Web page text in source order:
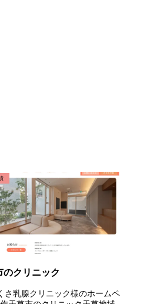
のクリニック
さ乳腺クリニック様のホームペ